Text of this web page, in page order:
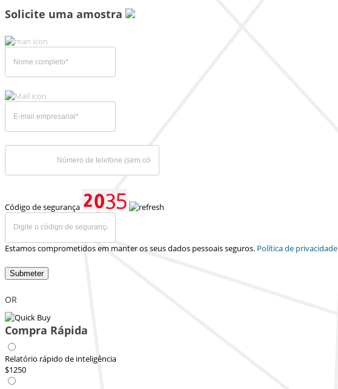
Solicite uma amostra
Código de segurança
Estamos comprometidos em manter os seus dados pessoais seguros. Política de privacidade
Submeter
OR
Compra Rápida
Relatório rápido de inteligência
$1250